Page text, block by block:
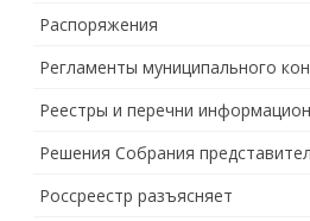
Распоряжения
Регламенты муниципального
Реестры и перечни
Решения Собрания
Россреестр разъясняет